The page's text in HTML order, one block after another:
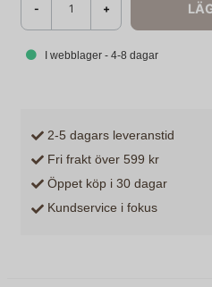
- +
I webblager - 4-8 dagar
2-5 dagars leveranstid
Fri frakt över 599 kr
Öppet köp i 30 dagar
Kundservice i fokus